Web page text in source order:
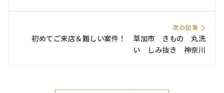
次の記事
初めてご来店＆難しい案件！ 草加市 きもの 丸洗
い しみ抜き 神奈川